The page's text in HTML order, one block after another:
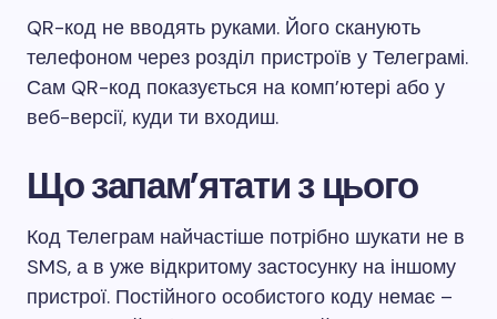
QR-код не вводять руками. Його сканують
телефоном через розділ пристроїв у Телеграмі.
Сам QR-код показується на комп’ютері або у
веб-версії, куди ти входиш.
Що запам’ятати з цього
Код Телеграм найчастіше потрібно шукати не в
SMS, а в уже відкритому застосунку на іншому
пристрої. Постійного особистого коду немає –